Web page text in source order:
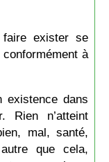
exister se
à
existence dans
Rien n’atteint
mal, santé,
que cela,